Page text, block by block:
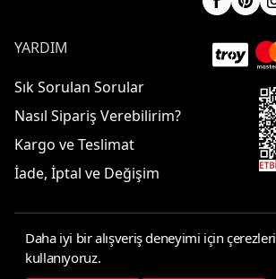
YARDIM
Sık Sorulan Sorular
Nasıl Sipariş Verebilirim?
Kargo ve Teslimat
İade, İptal ve Değişim
© 2025 ElbiseBul -
Daha iyi bir alışveriş deneyimi için çerezleri
kullanıyoruz.